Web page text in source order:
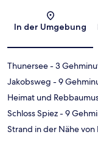
In der Umgebung
Thunersee- 3
Jakobsweg - 9
Heimat und
Schloss Spiez- 9
Strand in der Nähe von